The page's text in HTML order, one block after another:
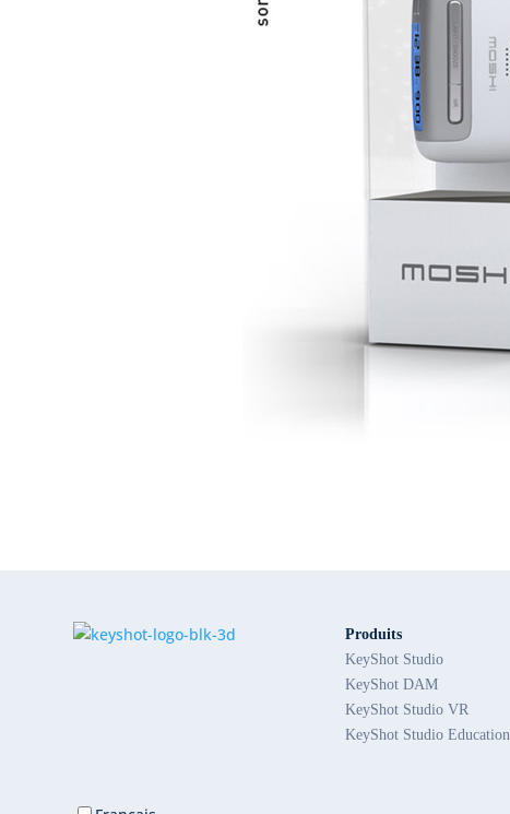
Produits
KeyShot Studio
KeyShot DAM
KeyShot Studio VR
KeyShot Studio Education